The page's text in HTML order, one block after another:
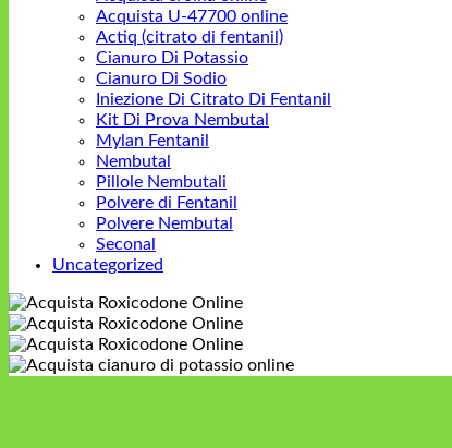
Acquista U-47700 online
Actiq (citrato di fentanil)
Cianuro Di Potassio
Cianuro Di Sodio
Iniezione Di Citrato Di Fentanil
Kit Di Prova Nembutal
Mylan Fentanil
Nembutal
Pillole Nembutali
Polvere di Fentanil
Polvere Nembutal
Seconal
Uncategorized